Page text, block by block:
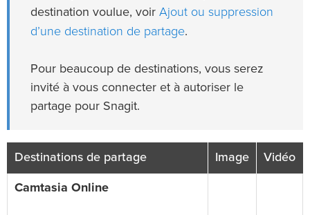
destination voulue, voir Ajout ou suppression
d’une destination de partage.
Pour beaucoup de destinations, vous serez
invité à vous connecter et à autoriser le
partage pour Snagit.
Destinations de partage Image Vidéo
Camtasia Online